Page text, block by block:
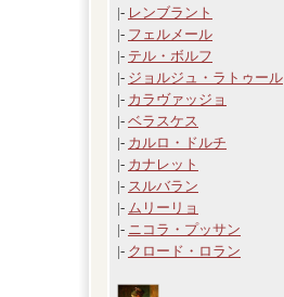
|- レンブラント
|- フェルメール
|- テル・ボルフ
|- ジョルジュ・ラトゥール
|- カラヴァッジョ
|- ベラスケス
|- カルロ・ドルチ
|- カナレット
|- スルバラン
|- ムリーリョ
|- ニコラ・プッサン
|- クロード・ロラン